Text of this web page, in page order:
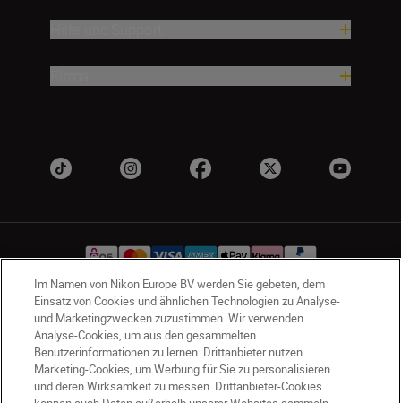
AT Nikon Sites
Kontaktieren Sie uns
Datenschutzhinweis
Nutzungsbedingungen
Geschäftsbedingungen des Nikon Stores
Im Namen von Nikon Europe BV werden Sie gebeten, dem
Einsatz von Cookies und ähnlichen Technologien zu Analyse-
und Marketingzwecken zuzustimmen. Wir verwenden
Analyse-Cookies, um aus den gesammelten
Benutzerinformationen zu lernen. Drittanbieter nutzen
Marketing-Cookies, um Werbung für Sie zu personalisieren
und deren Wirksamkeit zu messen. Drittanbieter-Cookies